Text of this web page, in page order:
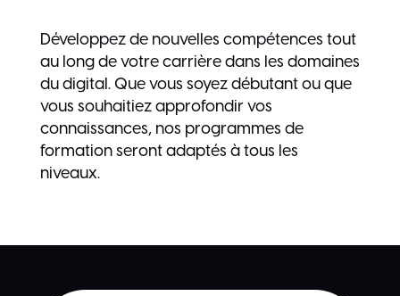
Développez de nouvelles compétences tout
au long de votre carrière dans les domaines
du digital. Que vous soyez débutant ou que
vous souhaitiez approfondir vos
connaissances, nos programmes de
formation seront adaptés à tous les
niveaux.